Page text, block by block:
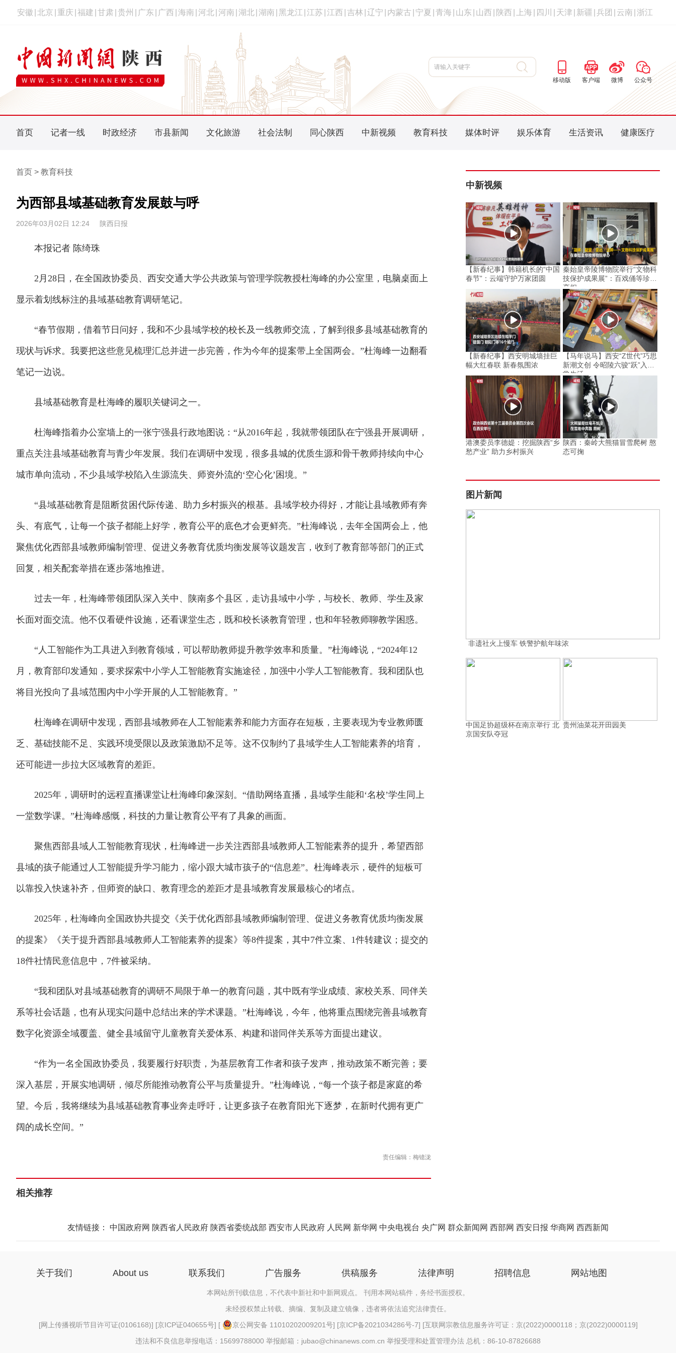
安徽 北京 重庆 福建 甘肃 贵州 广东 广西 海南 河北 河南 湖北 湖南 黑龙江 江苏 江西 吉林 辽宁 内蒙古 宁夏 青海 山东 山西 陕西 上海 四川 天津 新疆 兵团 云南 浙江
移动版 客户端 微博 公众号
首页 记者一线 时政经济 市县新闻 文化旅游 社会法制 同心陕西 中新视频 教育科技 媒体时评 娱乐体育 生活资讯 健康医疗
首页 > 教育科技
为西部县域基础教育发展鼓与呼
2026年03月02日 12:24 陕西日报
本报记者 陈绮珠
2月28日，在全国政协委员、西安交通大学公共政策与管理学院教授杜海峰的办公室里，电脑桌面上
显示着划线标注的县域基础教育调研笔记。
“春节假期，借着节日问好，我和不少县域学校的校长及一线教师交流，了解到很多县域基础教育的
现状与诉求。我要把这些意见梳理汇总并进一步完善，作为今年的提案带上全国两会。”杜海峰一边翻看
笔记一边说。
县域基础教育是杜海峰的履职关键词之一。
杜海峰指着办公室墙上的一张宁强县行政地图说：“从2016年起，我就带领团队在宁强县开展调研，
重点关注县域基础教育与青少年发展。我们在调研中发现，很多县城的优质生源和骨干教师持续向中心
城市单向流动，不少县域学校陷入生源流失、师资外流的‘空心化’困境。”
“县域基础教育是阻断贫困代际传递、助力乡村振兴的根基。县域学校办得好，才能让县域教师有奔
头、有底气，让每一个孩子都能上好学，教育公平的底色才会更鲜亮。”杜海峰说，去年全国两会上，他
聚焦优化西部县域教师编制管理、促进义务教育优质均衡发展等议题发言，收到了教育部等部门的正式
回复，相关配套举措在逐步落地推进。
过去一年，杜海峰带领团队深入关中、陕南多个县区，走访县域中小学，与校长、教师、学生及家
长面对面交流。他不仅看硬件设施，还看课堂生态，既和校长谈教育管理，也和年轻教师聊教学困惑。
“人工智能作为工具进入到教育领域，可以帮助教师提升教学效率和质量。”杜海峰说，“2024年12
月，教育部印发通知，要求探索中小学人工智能教育实施途径，加强中小学人工智能教育。我和团队也
将目光投向了县域范围内中小学开展的人工智能教育。”
杜海峰在调研中发现，西部县域教师在人工智能素养和能力方面存在短板，主要表现为专业教师匮
乏、基础技能不足、实践环境受限以及政策激励不足等。这不仅制约了县域学生人工智能素养的培育，
还可能进一步拉大区域教育的差距。
2025年，调研时的远程直播课堂让杜海峰印象深刻。“借助网络直播，县域学生能和‘名校’学生同上
一堂数学课。”杜海峰感慨，科技的力量让教育公平有了具象的画面。
聚焦西部县域人工智能教育现状，杜海峰进一步关注西部县域教师人工智能素养的提升，希望西部
县域的孩子能通过人工智能提升学习能力，缩小跟大城市孩子的“信息差”。杜海峰表示，硬件的短板可
以靠投入快速补齐，但师资的缺口、教育理念的差距才是县域教育发展最核心的堵点。
2025年，杜海峰向全国政协共提交《关于优化西部县域教师编制管理、促进义务教育优质均衡发展
的提案》《关于提升西部县域教师人工智能素养的提案》等8件提案，其中7件立案、1件转建议；提交的
18件社情民意信息中，7件被采纳。
“我和团队对县域基础教育的调研不局限于单一的教育问题，其中既有学业成绩、家校关系、同伴关
系等社会话题，也有从现实问题中总结出来的学术课题。”杜海峰说，今年，他将重点围绕完善县域教育
数字化资源全域覆盖、健全县域留守儿童教育关爱体系、构建和谐同伴关系等方面提出建议。
“作为一名全国政协委员，我要履行好职责，为基层教育工作者和孩子发声，推动政策不断完善；要
深入基层，开展实地调研，倾尽所能推动教育公平与质量提升。”杜海峰说，“每一个孩子都是家庭的希
望。今后，我将继续为县域基础教育事业奔走呼吁，让更多孩子在教育阳光下逐梦，在新时代拥有更广
阔的成长空间。”
责任编辑：梅镱泷
相关推荐
中新视频
【新春纪事】韩籍机长的“中国
春节”：云端守护万家团圆
秦始皇帝陵博物院举行“文物科
技保护成果展”：百戏俑等珍品
亮相
【新春纪事】西安明城墙挂巨
幅大红春联 新春氛围浓
【马年说马】西安“Z世代”巧思
新潮文创 令昭陵六骏“跃”入寻
常生活
港澳委员李德媞：挖掘陕西“乡
愁产业” 助力乡村振兴
陕西：秦岭大熊猫冒雪爬树 憨
态可掬
图片新闻
非遗社火上慢车 铁警护航年味浓
中国足协超级杯在南京举行 北
京国安队夺冠
贵州油菜花开田园美
友情链接： 中国政府网 陕西省人民政府 陕西省委统战部 西安市人民政府 人民网 新华网 中央电视台 央广网 群众新闻网 西部网 西安日报 华商网 西西新闻
关于我们 About us 联系我们 广告服务 供稿服务 法律声明 招聘信息 网站地图
本网站所刊载信息，不代表中新社和中新网观点。 刊用本网站稿件，务经书面授权。
未经授权禁止转载、摘编、复制及建立镜像，违者将依法追究法律责任。
[网上传播视听节目许可证(0106168)] [京ICP证040655号] [ 京公网安备 11010202009201号] [京ICP备2021034286号-7] [互联网宗教信息服务许可证：京(2022)0000118；京(2022)0000119]
违法和不良信息举报电话：15699788000 举报邮箱：jubao@chinanews.com.cn 举报受理和处置管理办法 总机：86-10-87826688